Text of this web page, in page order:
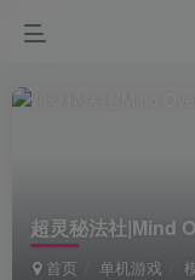
超灵秘法社|Mind
首页 单机游戏